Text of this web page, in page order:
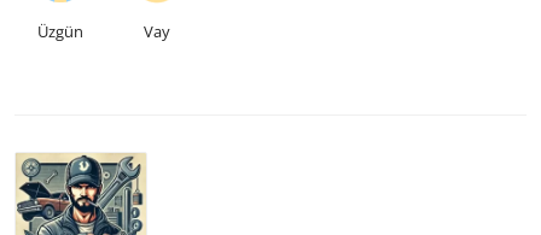
Üzgün Vay